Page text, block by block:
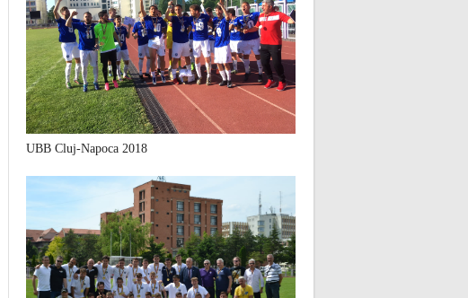
UBB Cluj-Napoca 2018